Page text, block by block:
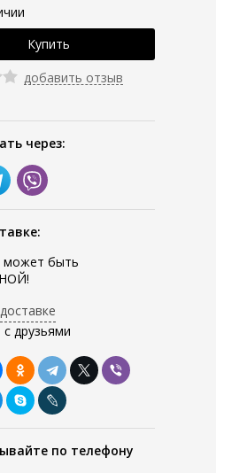
добавить отзыв
через:
может быть
друзьями
по телефону